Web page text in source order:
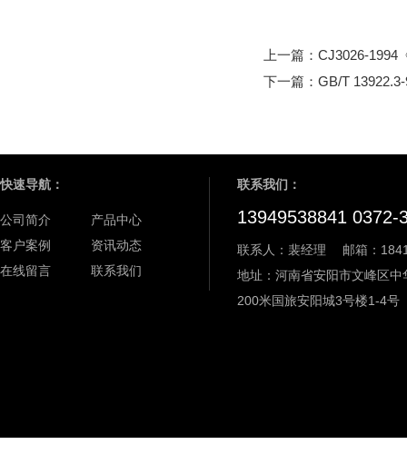
上一篇： CJ3026-1994
下一篇： GB/T
快速导航：
公司简介
产品中心
客户案例
资讯动态
在线留言
联系我们
联系我们：
13949538841 0372-
联系人：裴经理
邮箱：
地址：河南省安阳市文峰区
200米国旅安阳城3号楼1-4号